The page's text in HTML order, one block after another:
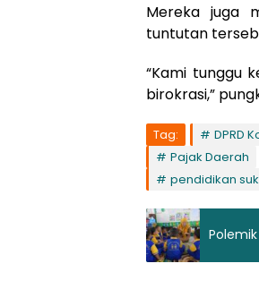
Mereka juga
tuntutan
“Kami tunggu
birokrasi,”
Tag: DPRD
Pajak Daerah
pendidikan